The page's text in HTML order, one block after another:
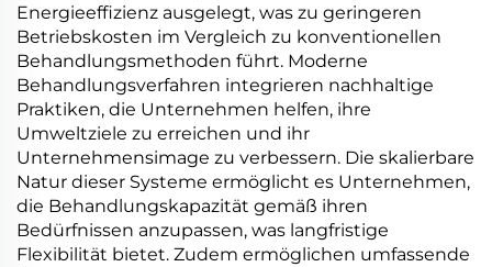
Energieeffizienz ausgelegt, was zu geringeren
Betriebskosten im Vergleich zu konventionellen
Behandlungsmethoden führt. Moderne
Behandlungsverfahren integrieren nachhaltige
Praktiken, die Unternehmen helfen, ihre
Umweltziele zu erreichen und ihr
Unternehmensimage zu verbessern. Die skalierbare
Natur dieser Systeme ermöglicht es Unternehmen,
die Behandlungskapazität gemäß ihren
Bedürfnissen anzupassen, was langfristige
Flexibilität bietet. Zudem ermöglichen umfassende